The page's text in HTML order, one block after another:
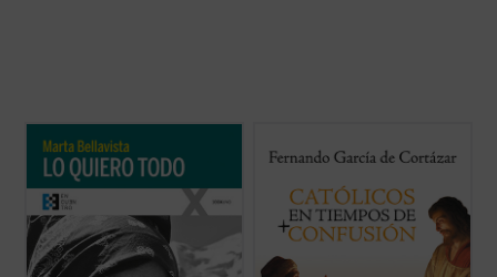
La vida de Marta, una larga carrera de
apenas veintisiete años, se tornará
dramática y lúcida con la reaparición de la
enfermedad que la llevaría a la muerte dos
años después. Marta afrontará esta
circunstancia como ocasión para vivir ...
(ver ficha)
tiempos de confusión, el nuevo libro de
tradición cristiana vuelva a ser la
referencia que nos defina, de tal ...(ver
ficha)